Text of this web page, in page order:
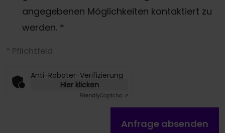
angegebenen Möglichkeiten kontaktiert zu
werden. *
* Pflichtfeld
Anti-Roboter-Verifizierung
Hier klicken
FriendlyCaptcha ⇗
Anfrage absenden